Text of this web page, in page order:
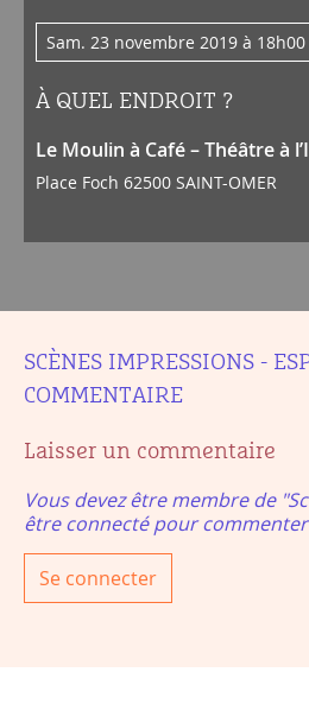
sam. 23 novembre 2019 à 18h00
À QUEL ENDROIT ?
Le Moulin à Café – Théâtre à
Place Foch 62500 SAINT-OMER
SCÈNES IMPRESSIONS -
COMMENTAIRE
Laisser un commentaire
Vous devez être membre de
être connecté pour
Se connecter